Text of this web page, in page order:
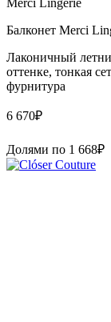
Балконет Merci
Лаконичный
оттенке, тонкая
фурнитура
6 670₽
Долями по 1 668₽